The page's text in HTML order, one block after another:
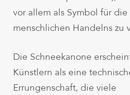
vor allem als Symbol für
menschlichen Handelns zu
Die Schneekanone
Künstlern als eine
Errungenschaft, die viele